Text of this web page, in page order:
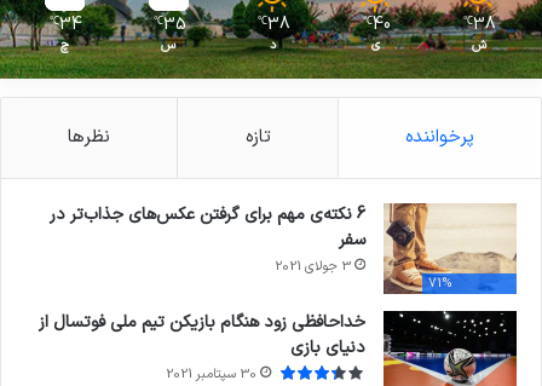
38
℃
ش
40
℃
ی
38
℃
د
35
℃
س
34
℃
چ
پرخواننده تازه نظرها
71%
6 نکته‌ی مهم برای گرفتن عکس‌های جذاب‌تر در
سفر
3 جولای 2021
خداحافظی زود هنگام بازیکن تیم ملی فوتسال از
دنیای بازی
30 سپتامبر 2021